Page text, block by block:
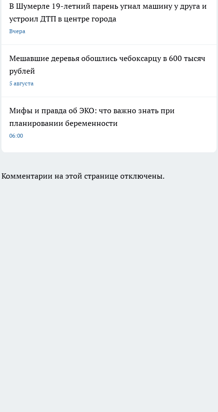
В Шумерле 19-летний парень угнал машину у друга и
устроил ДТП в центре города
Вчера
Мешавшие деревья обошлись чебоксарцу в 600 тысяч
рублей
5 августа
Мифы и правда об ЭКО: что важно знать при
планировании беременности
06:00
Комментарии на этой странице отключены.